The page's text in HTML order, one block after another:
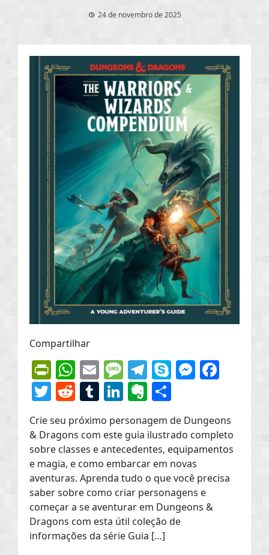
24 de novembro de 2025
Compartilhar
PrintFriendly
WhatsApp
EmailMessage
Telegram
Skype
Twitter
Reddit
Tumblr
LinkedIn
Evernote
Crie seu próximo personagem de Dungeons
& Dragons com este guia ilustrado completo
sobre classes e antecedentes, equipamentos
e magia, e como embarcar em novas
aventuras. Aprenda tudo o que você precisa
saber sobre como criar personagens e
começar a se aventurar em Dungeons &
Dragons com esta útil coleção de
informações da série Guia […]